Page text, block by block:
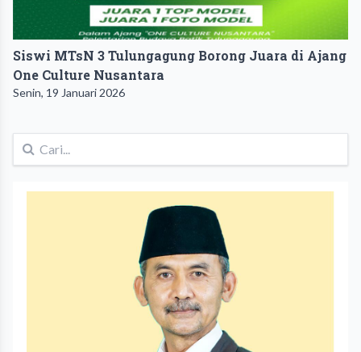
Siswi MTsN 3 Tulungagung Borong Juara di Ajang
One Culture Nusantara
Senin, 19 Januari 2026